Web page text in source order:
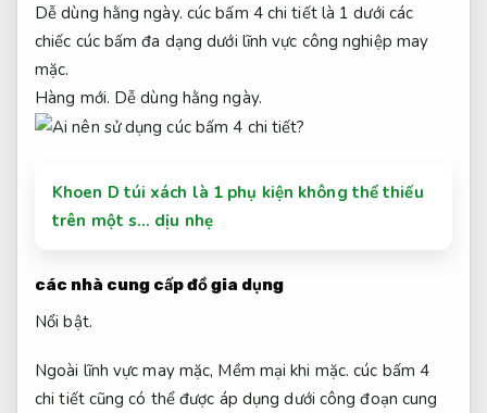
Dễ dùng hằng ngày. cúc bấm 4 chi tiết là 1 dưới các
chiếc cúc bấm đa dạng dưới lĩnh vực công nghiệp may
mặc.
Hàng mới. Dễ dùng hằng ngày.
Khoen D túi xách là 1 phụ kiện không thể thiếu
trên một s… dịu nhẹ
các nhà cung cấp đồ gia dụng
Nổi bật.
Ngoài lĩnh vực may mặc, Mềm mại khi mặc. cúc bấm 4
chi tiết cũng có thể được áp dụng dưới công đoạn cung